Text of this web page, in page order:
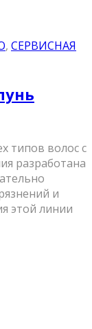
, СЕРВИСНАЯ
типов волос с
разработана
и
этой линии